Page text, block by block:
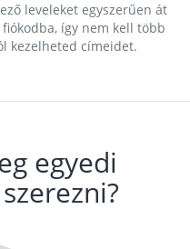
leveleket egyszerűen át
így nem kell több
kezelheted címeidet.
egyedi